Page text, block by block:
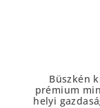
Büszkén
prémium
helyi